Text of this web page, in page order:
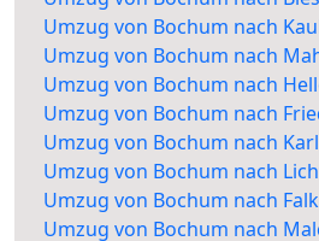
Umzug von Bochum nach
Umzug von Bochum nach
Umzug von Bochum nach
Umzug von Bochum nach
Umzug von Bochum nach
Umzug von Bochum nach
Umzug von Bochum nach
Umzug von Bochum nach